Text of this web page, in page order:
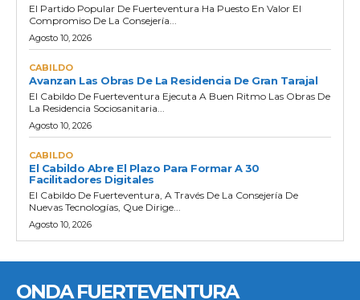
El Partido Popular De Fuerteventura Ha Puesto En Valor El
Compromiso De La Consejería...
Agosto 10, 2026
CABILDO
Avanzan Las Obras De La Residencia De Gran Tarajal
El Cabildo De Fuerteventura Ejecuta A Buen Ritmo Las Obras De
La Residencia Sociosanitaria...
Agosto 10, 2026
CABILDO
El Cabildo Abre El Plazo Para Formar A 30
Facilitadores Digitales
El Cabildo De Fuerteventura, A Través De La Consejería De
Nuevas Tecnologías, Que Dirige...
Agosto 10, 2026
ONDA FUERTEVENTURA